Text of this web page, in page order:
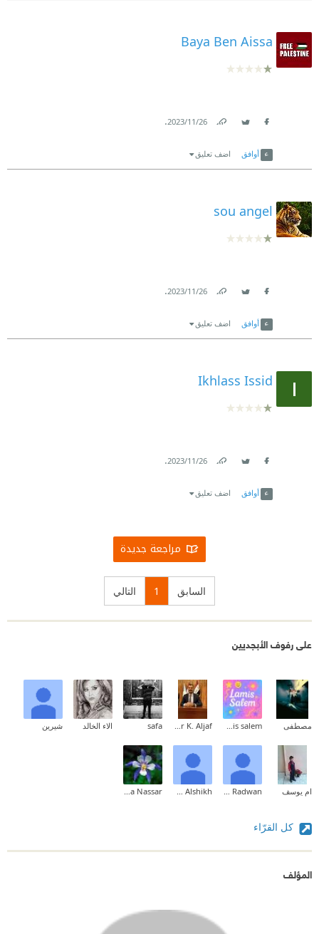
Baya Ben Aissa
26‏/11‏/2023
.
أوافق اضف تعليق
sou angel
26‏/11‏/2023
.
أوافق اضف تعليق
Ikhlass Issid
26‏/11‏/2023
.
أوافق اضف تعليق
مراجعة جديدة
السابق 1 التالي
على رفوف الأبجديين
مصطفى lamis salem
Bakker K. Aljaf
safa الاء الخالد شيرين
ام يوسف Mohamed Radwan
Salem Alshikh
Alaa Nassar
كل القرّاء
المؤلف